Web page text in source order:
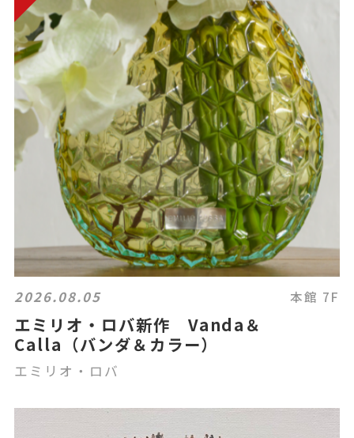
2026.08.05 本館 7F
エミリオ・ロバ新作 Vanda＆
Calla（バンダ＆カラー）
エミリオ・ロバ